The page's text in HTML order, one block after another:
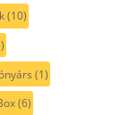
(10)
(1)
(6)